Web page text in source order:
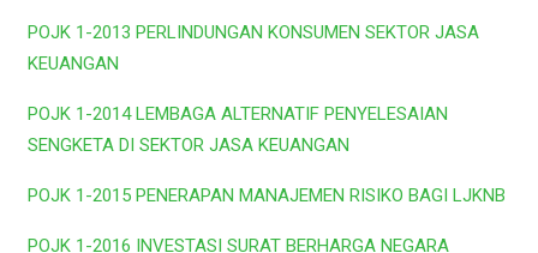
POJK 1-2013 PERLINDUNGAN KONSUMEN SEKTOR JASA
KEUANGAN
POJK 1-2014 LEMBAGA ALTERNATIF PENYELESAIAN
SENGKETA DI SEKTOR JASA KEUANGAN
POJK 1-2015 PENERAPAN MANAJEMEN RISIKO BAGI LJKNB
POJK 1-2016 INVESTASI SURAT BERHARGA NEGARA